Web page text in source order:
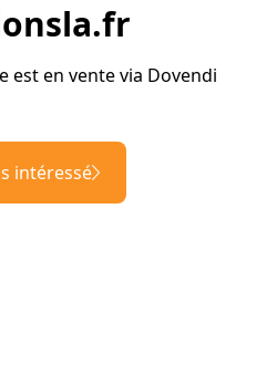
est en vente via Dovendi
intéressé